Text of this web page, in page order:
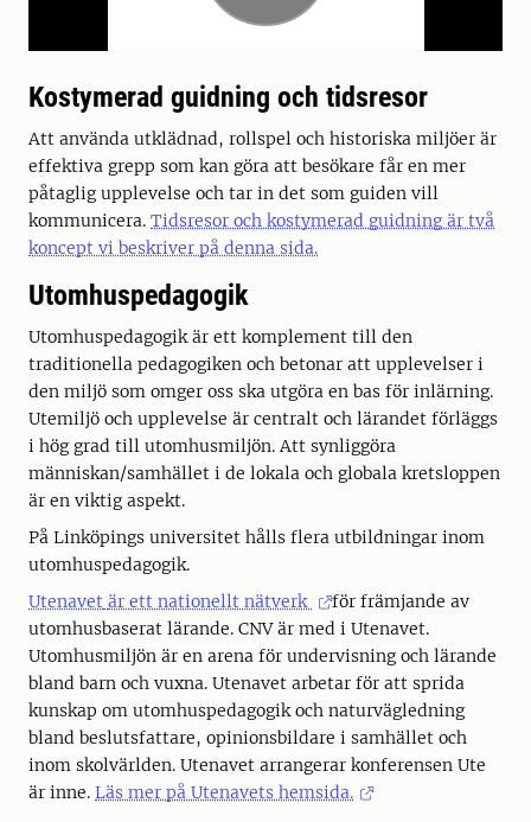
Kostymerad guidning och tidsresor
Att använda utklädnad, rollspel och historiska miljöer är
effektiva grepp som kan göra att besökare får en mer
påtaglig upplevelse och tar in det som guiden vill
kommunicera. Tidsresor och kostymerad guidning är två
koncept vi beskriver på denna sida.
Utomhuspedagogik
Utomhuspedagogik är ett komplement till den
traditionella pedagogiken och betonar att upplevelser i
den miljö som omger oss ska utgöra en bas för inlärning.
Utemiljö och upplevelse är centralt och lärandet förläggs
i hög grad till utomhusmiljön. Att synliggöra
människan/samhället i de lokala och globala kretsloppen
är en viktig aspekt.
På Linköpings universitet hålls flera utbildningar inom
utomhuspedagogik.
Utenavet är ett nationellt nätverk
för främjande av
utomhusbaserat lärande. CNV är med i Utenavet.
Utomhusmiljön är en arena för undervisning och lärande
bland barn och vuxna. Utenavet arbetar för att sprida
kunskap om utomhuspedagogik och naturvägledning
bland beslutsfattare, opinionsbildare i samhället och
inom skolvärlden. Utenavet arrangerar konferensen Ute
är inne. Läs mer på Utenavets hemsida.